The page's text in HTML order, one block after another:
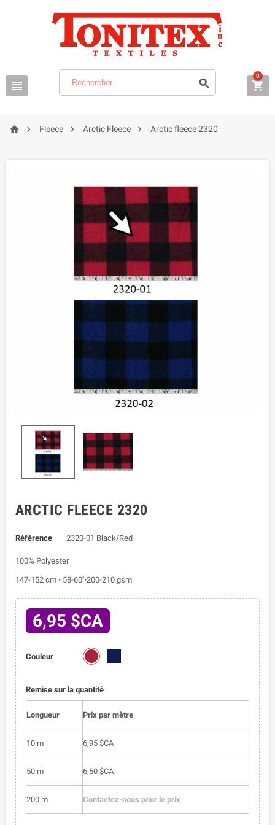
  
0
  Fleece  Arctic Fleece  Arctic fleece 2320
ARCTIC FLEECE 2320
Référence 2320-01 Black/Red
100% Polyester
147-152 cm • 58-60''•200-210 gsm
6,95 $CA
Couleur
2320-
Remise sur la quantité
Longueur Prix par mètre
10 m 6,95 $CA
50 m 6,50 $CA
200 m Contactez-nous pour le prix